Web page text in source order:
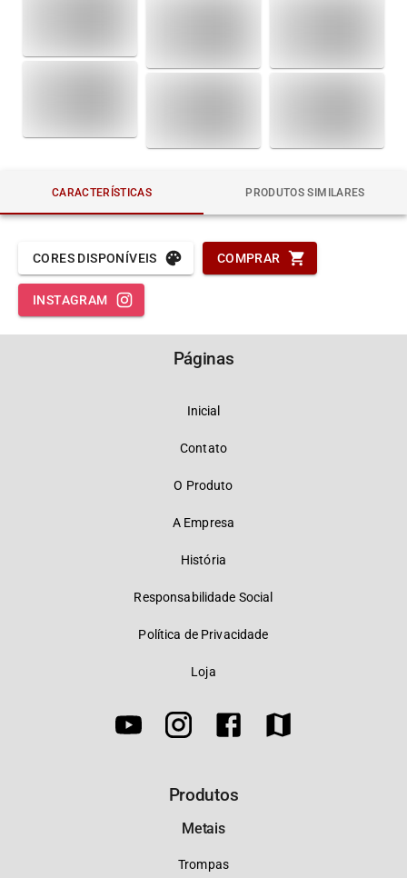
CARACTERÍSTICAS PRODUTOS SIMILARES
CORES DISPONÍVEIS COMPRAR
INSTAGRAM
Páginas
Inicial
Contato
O Produto
A Empresa
História
Responsabilidade Social
Política de Privacidade
Loja
Produtos
Metais
Trompas